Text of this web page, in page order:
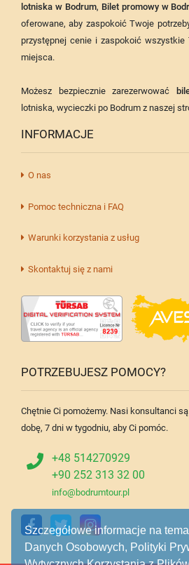
Szczegółowe informacje na
Danych Osobowych, Polityki
lotniska w Bodrum, Bilet promowy w
oferowane, aby zaspokoić Twoje
przystępnej cenie i zaspokoić wszystkie
miejsca.
Możesz bezpiecznie zarezerwować
lotniska, wycieczki po Bodrum z naszej
INFORMACJE
O nas
Pomoc techniczna i FAQ
Warunki korzystania z usług
Skontaktuj się z nami
POTRZEBUJESZ POMOCY?
Chętnie Ci pomożemy. Nasi konsultanci
dobę, 7 dni w tygodniu, aby Ci pomóc.
+48 514270929
+90 252 313 32 00
info@bodrumtour.pl